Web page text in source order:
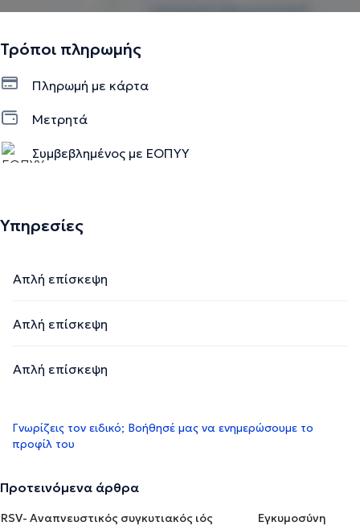
Τρόποι πληρωμής
Πληρωμή με κάρτα
Μετρητά
Συμβεβλημένος με ΕΟΠΥΥ
Υπηρεσίες
Απλή επίσκεψη
Απλή επίσκεψη
Απλή επίσκεψη
Γνωρίζεις τον ειδικό; Βοήθησέ μας να ενημερώσουμε το
προφίλ του
Προτεινόμενα άρθρα
RSV- Αναπνευστικός συγκυτιακός ιός
Εγκυμοσύνη